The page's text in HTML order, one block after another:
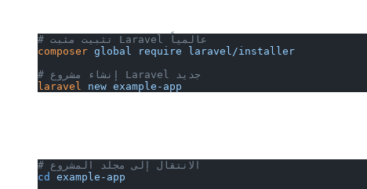
# تثبيت مثبت Laravel عالمياً
composer global require laravel/installer
# إنشاء مشروع Laravel جديد
laravel
new example-app
# الانتقال إلى مجلد المشروع
cd
example-app